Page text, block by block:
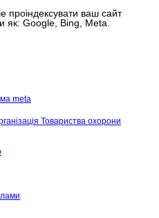
проіндексувати ваш сайт
як: Google, Bing, Meta.
meta
Товариства охорони